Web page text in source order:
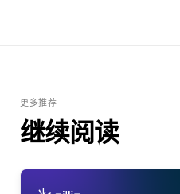
更多推荐
继续阅读